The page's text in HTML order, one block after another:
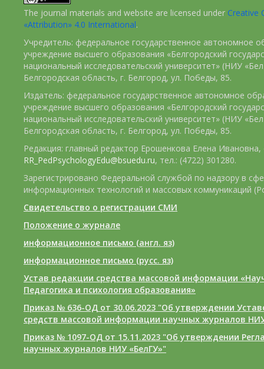
The journal materials and website are licensed under Creative
«Attribution» 4.0 International.
Учредитель: федеральное государственное автономное
учреждение высшего образования «Белгородский
национальный исследовательский университет» (НИУ
Белгородская область, г. Белгород, ул. Победы, 85.
Издатель: федеральное государственное автономное
учреждение высшего образования «Белгородский
национальный исследовательский университет» (НИУ
Белгородская область, г. Белгород, ул. Победы, 85.
Редакция: главный редактор Ерошенкова Елена Ивановна,
RR_PedPsychologyEdu@bsuedu.ru, тел.: (4722) 301280.
Зарегистрировано Федеральной службой по надзору в
информационных технологий и массовых коммуникаций
Свидетельство о регистрации СМИ
Положение о журнале
информационное письмо (англ. яз)
информационное письмо (русс. яз)
Устав редакции средства массовой информации
Педагогика и психология образования»
Приказ № 636-ОД от 30.06.2023 "Об утверждении
средств массовой информации научных журналов
Приказ № 1097-ОД от 15.11.2023 "Об утверждении
научных журналов НИУ «БелГУ»"